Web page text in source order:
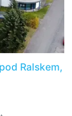
Ralskem,